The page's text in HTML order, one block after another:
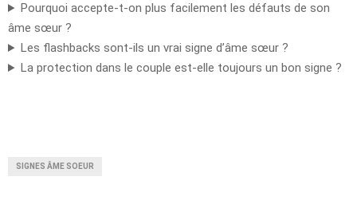
Pourquoi accepte-t-on plus facilement les défauts de son
âme sœur ?
Les flashbacks sont-ils un vrai signe d’âme sœur ?
La protection dans le couple est-elle toujours un bon signe ?
SIGNES ÂME SOEUR